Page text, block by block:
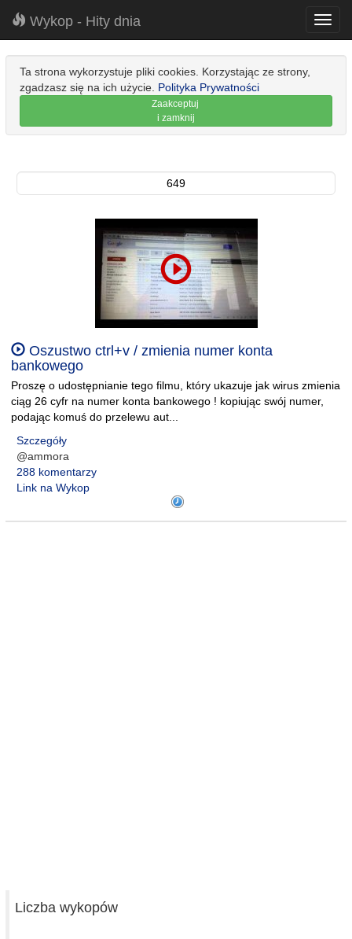
Wykop - Hity dnia
Ta strona wykorzystuje pliki cookies. Korzystając ze strony,
zgadzasz się na ich użycie. Polityka Prywatności
Zaakceptuj
i zamknij
649
Oszustwo ctrl+v / zmienia numer konta
bankowego
Proszę o udostępnianie tego filmu, który ukazuje jak wirus zmienia
ciąg 26 cyfr na numer konta bankowego ! kopiując swój numer,
podając komuś do przelewu aut...
Szczegóły
@ammora
288 komentarzy
Link na Wykop
Liczba wykopów